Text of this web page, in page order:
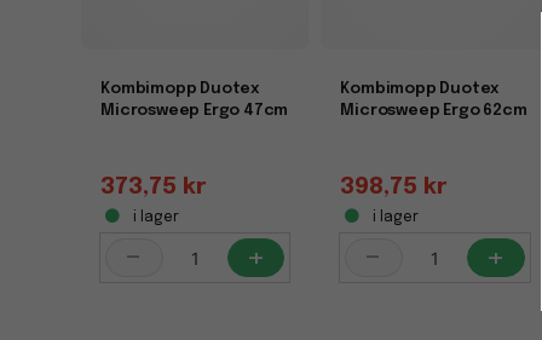
Kombimopp Duotex
Microsweep Ergo 47cm
373,75 kr
i lager
- +
Kombimopp Duotex
Microsweep Ergo 62cm
398,75 kr
i lager
- +